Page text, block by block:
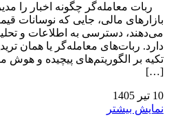
ربات معامله‌گر چگونه اخبار را
بازارهای مالی، جایی که نوسانات
می‌دهند، دسترسی به اطلاعات و
تکیه بر الگوریتم‌های پیچیده و هوش
[…]
10 تیر 1405
نمایش بیشتر